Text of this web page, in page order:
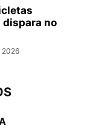
no
2026